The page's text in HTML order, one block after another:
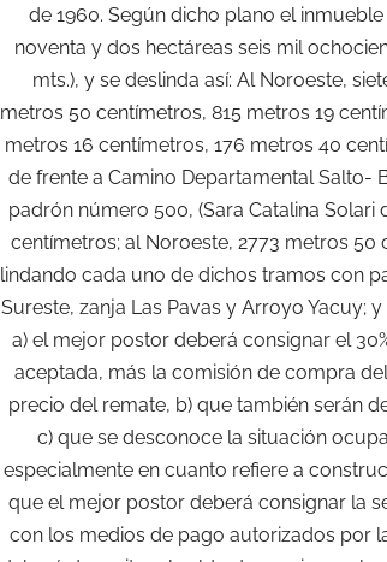
de 1960. Según dicho plano el
noventa y dos hectáreas seis mil
mts.), y se deslinda así: Al Noroeste,
metros 50 centímetros, 815 metros 19
metros 16 centímetros, 176 metros 40
de frente a Camino Departamental Salto-
padrón número 500, (Sara Catalina Solari
centímetros; al Noroeste, 2773 metros
lindando cada uno de dichos tramos con
Sureste, zanja Las Pavas y Arroyo Yacuy;
a) el mejor postor deberá consignar el
aceptada, más la comisión de compra
precio del remate, b) que también serán
c) que se desconoce la situación
especialmente en cuanto refiere a
que el mejor postor deberá consignar la
con los medios de pago autorizados por